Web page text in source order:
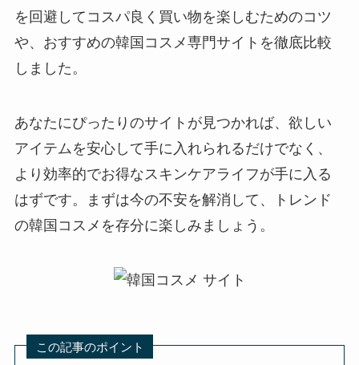
を回避してコスパ良く買い物を楽しむためのコツ
や、おすすめの韓国コスメ専門サイトを徹底比較
しました。
あなたにぴったりのサイトが見つかれば、欲しい
アイテムを安心して手に入れられるだけでなく、
より効率的でお得なスキンケアライフが手に入る
はずです。まずは今の不安を解消して、トレンド
の韓国コスメを存分に楽しみましょう。
この記事のポイント